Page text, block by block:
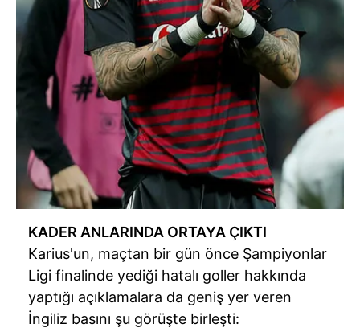
KADER ANLARINDA ORTAYA ÇIKTI
Karius'un, maçtan bir gün önce Şampiyonlar
Ligi finalinde yediği hatalı goller hakkında
yaptığı açıklamalara da geniş yer veren
İngiliz basını şu görüşte birleşti: